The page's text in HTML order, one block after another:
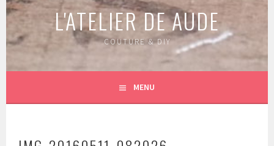
L'ATELIER DE AUDE
COUTURE & DIY
MENU